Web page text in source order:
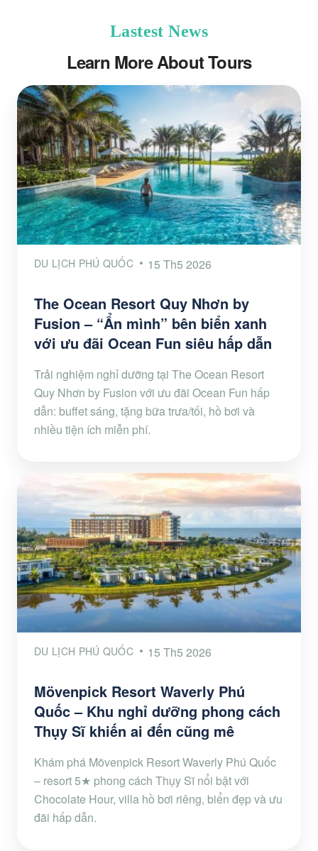
Lastest News
Learn More About Tours
DU LỊCH PHÚ QUỐC 15 Th5 2026
The Ocean Resort Quy Nhơn by
Fusion – “Ẩn mình” bên biển xanh
với ưu đãi Ocean Fun siêu hấp dẫn
Trải nghiệm nghỉ dưỡng tại The Ocean Resort
Quy Nhơn by Fusion với ưu đãi Ocean Fun hấp
dẫn: buffet sáng, tặng bữa trưa/tối, hồ bơi và
nhiều tiện ích miễn phí.
DU LỊCH PHÚ QUỐC 15 Th5 2026
Mövenpick Resort Waverly Phú
Quốc – Khu nghỉ dưỡng phong cách
Thụy Sĩ khiến ai đến cũng mê
Khám phá Mövenpick Resort Waverly Phú Quốc
– resort 5★ phong cách Thụy Sĩ nổi bật với
Chocolate Hour, villa hồ bơi riêng, biển đẹp và ưu
đãi hấp dẫn.